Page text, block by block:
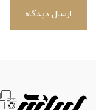
ارسال دیدگاه